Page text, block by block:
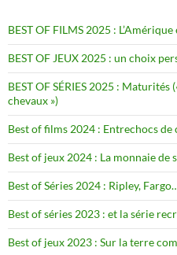
BEST OF FILMS 2025 :
BEST OF JEUX 2025 : un choix
BEST OF SÉRIES 2025 : Maturités
chevaux »)
Best of films 2024 : Entrechocs
Best of jeux 2024 : La monnaie de
Best of Séries 2024 : Ripley,
Best of séries 2023 : et la série
Best of jeux 2023 : Sur la terre